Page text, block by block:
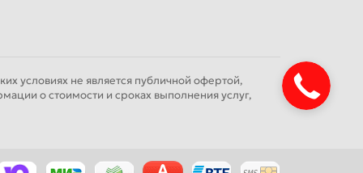
условиях не является публичной офертой,
о стоимости и сроках выполнения услуг,